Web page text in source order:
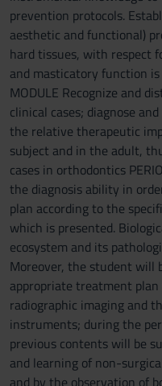
prevention protocols.
aesthetic and functional)
hard tissues, with respect
and masticatory function is
MODULE Recognize and
clinical cases; diagnose
the relative therapeutic
subject and in the adult,
cases in orthodontics
the diagnosis ability in
plan according to the
which is presented.
ecosystem and its
Moreover, the student will
appropriate treatment
radiographic imaging and
instruments; during the
previous contents will be
and learning of non-
and by the observation of